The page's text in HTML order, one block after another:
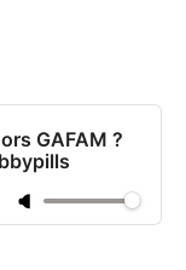
GAFAM ?